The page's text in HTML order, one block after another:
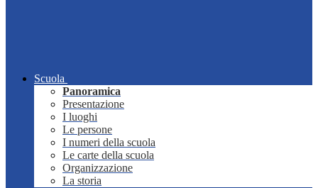
Scuola
Panoramica
Presentazione
I luoghi
Le persone
I numeri della scuola
Le carte della scuola
Organizzazione
La storia